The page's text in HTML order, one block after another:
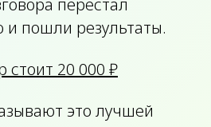
перестал
пошли результаты.
стоит 20 000 ₽
это лучшей